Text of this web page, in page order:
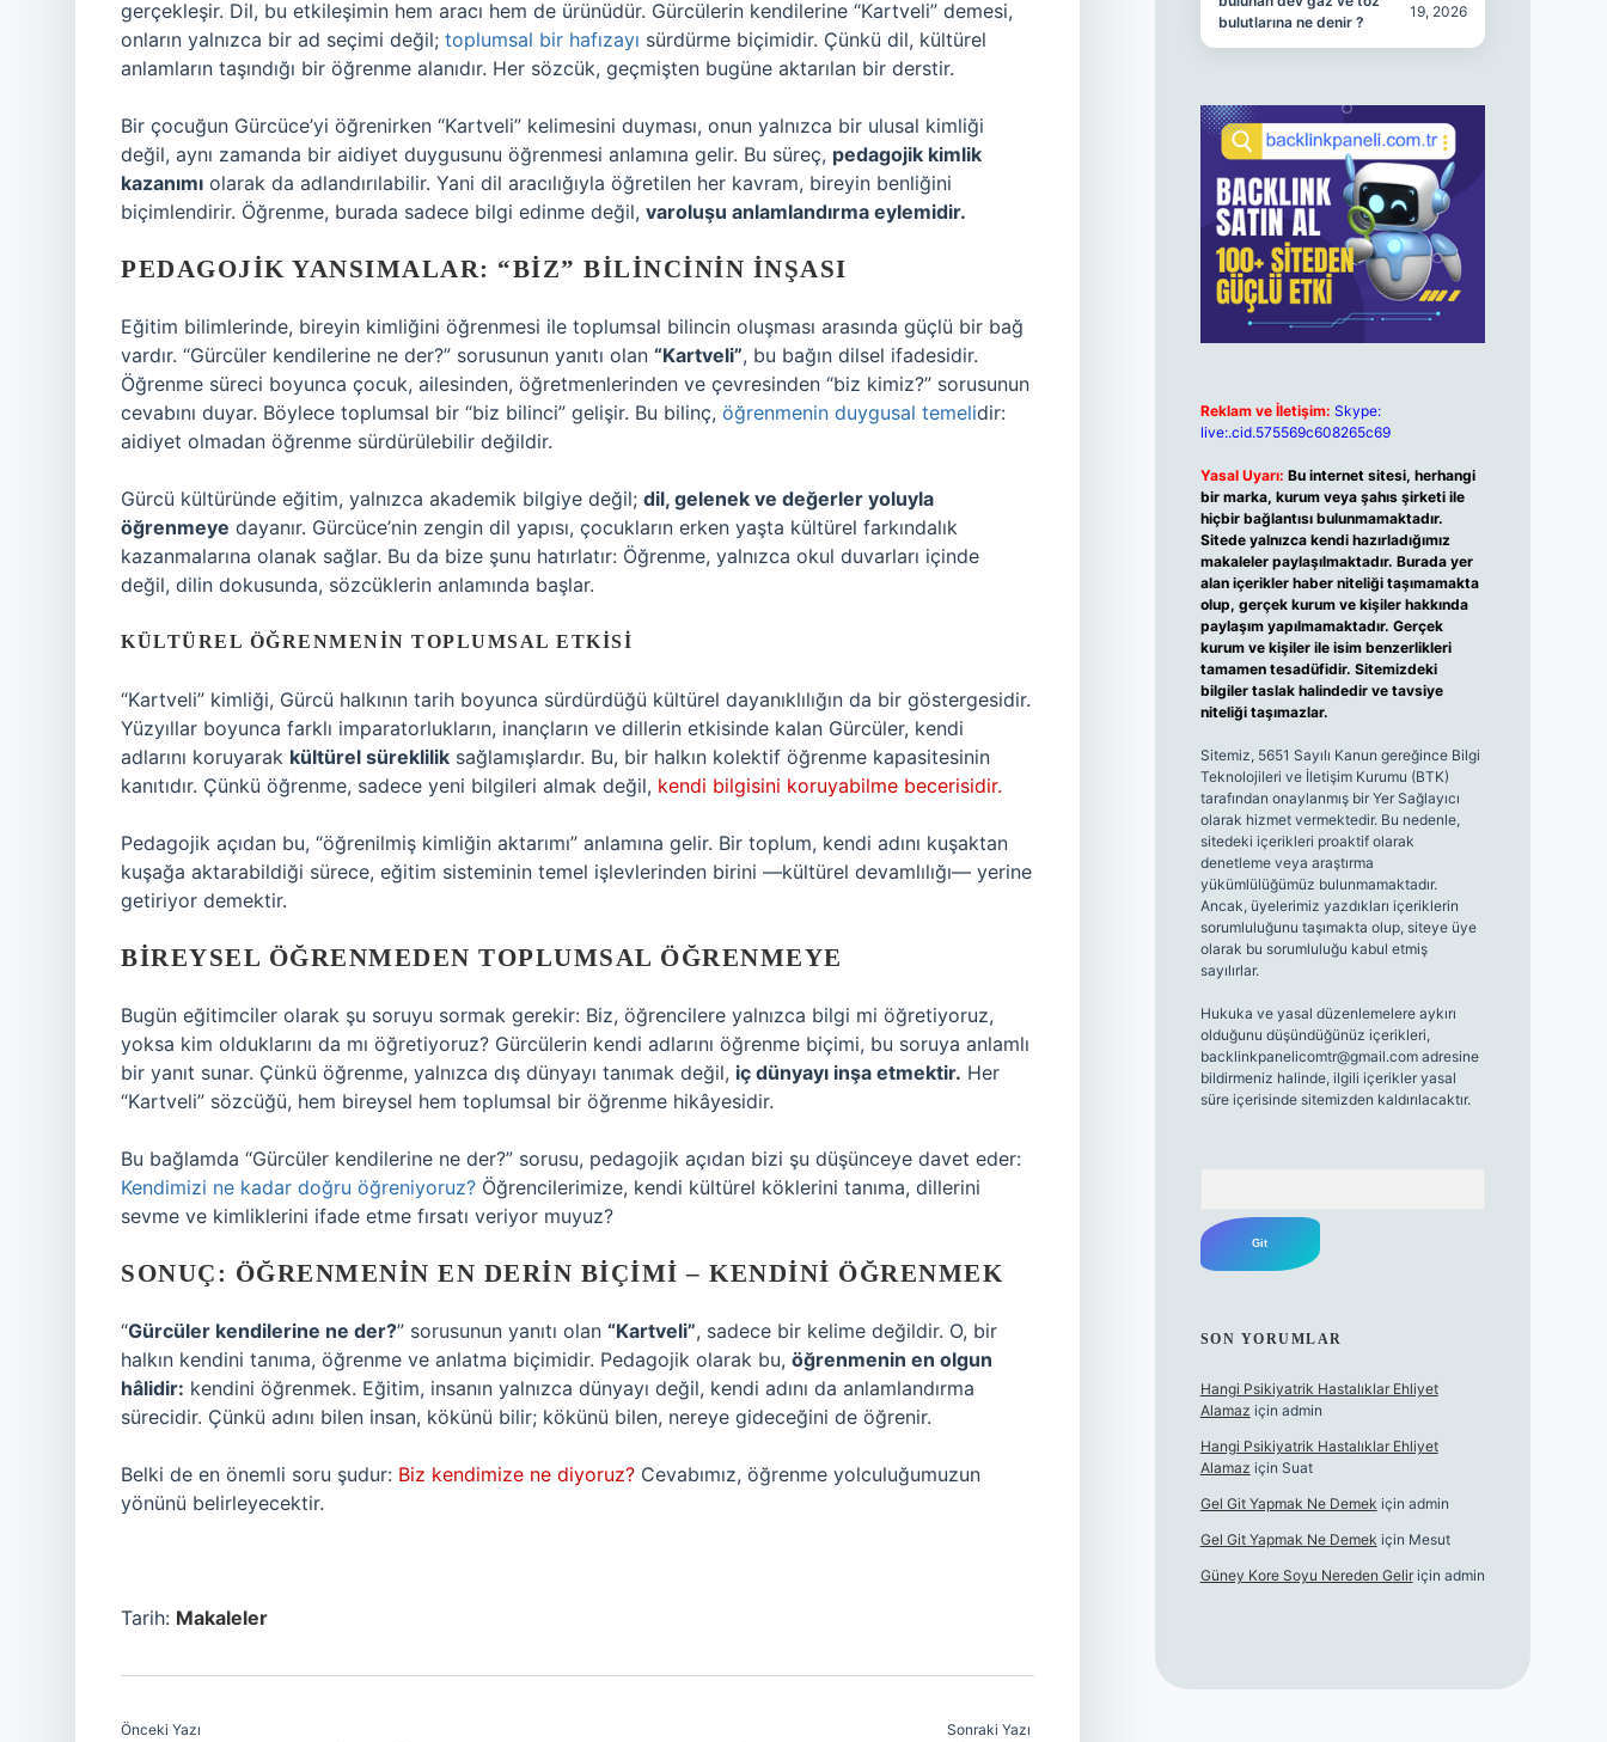
gerçekleşir. Dil, bu etkileşimin hem aracı hem de ürünüdür. Gürcülerin kendilerine “Kartveli” demesi,
onların yalnızca bir ad seçimi değil; toplumsal bir hafızayı sürdürme biçimidir. Çünkü dil, kültürel
anlamların taşındığı bir öğrenme alanıdır. Her sözcük, geçmişten bugüne aktarılan bir derstir.
Bir çocuğun Gürcüce’yi öğrenirken “Kartveli” kelimesini duyması, onun yalnızca bir ulusal kimliği
değil, aynı zamanda bir aidiyet duygusunu öğrenmesi anlamına gelir. Bu süreç, pedagojik kimlik
kazanımı olarak da adlandırılabilir. Yani dil aracılığıyla öğretilen her kavram, bireyin benliğini
biçimlendirir. Öğrenme, burada sadece bilgi edinme değil, varoluşu anlamlandırma eylemidir.
PEDAGOJIK YANSIMALAR: “BIZ” BILINCININ İNŞASI
Eğitim bilimlerinde, bireyin kimliğini öğrenmesi ile toplumsal bilincin oluşması arasında güçlü bir bağ
vardır. “Gürcüler kendilerine ne der?” sorusunun yanıtı olan “Kartveli”, bu bağın dilsel ifadesidir.
Öğrenme süreci boyunca çocuk, ailesinden, öğretmenlerinden ve çevresinden “biz kimiz?” sorusunun
cevabını duyar. Böylece toplumsal bir “biz bilinci” gelişir. Bu bilinç, öğrenmenin duygusal temelidir:
aidiyet olmadan öğrenme sürdürülebilir değildir.
Gürcü kültüründe eğitim, yalnızca akademik bilgiye değil; dil, gelenek ve değerler yoluyla
öğrenmeye dayanır. Gürcüce’nin zengin dil yapısı, çocukların erken yaşta kültürel farkındalık
kazanmalarına olanak sağlar. Bu da bize şunu hatırlatır: Öğrenme, yalnızca okul duvarları içinde
değil, dilin dokusunda, sözcüklerin anlamında başlar.
KÜLTÜREL ÖĞRENMENIN TOPLUMSAL ETKISI
“Kartveli” kimliği, Gürcü halkının tarih boyunca sürdürdüğü kültürel dayanıklılığın da bir göstergesidir.
Yüzyıllar boyunca farklı imparatorlukların, inançların ve dillerin etkisinde kalan Gürcüler, kendi
adlarını koruyarak kültürel süreklilik sağlamışlardır. Bu, bir halkın kolektif öğrenme kapasitesinin
kanıtıdır. Çünkü öğrenme, sadece yeni bilgileri almak değil, kendi bilgisini koruyabilme becerisidir.
Pedagojik açıdan bu, “öğrenilmiş kimliğin aktarımı” anlamına gelir. Bir toplum, kendi adını kuşaktan
kuşağa aktarabildiği sürece, eğitim sisteminin temel işlevlerinden birini —kültürel devamlılığı— yerine
getiriyor demektir.
BIREYSEL ÖĞRENMEDEN TOPLUMSAL ÖĞRENMEYE
Bugün eğitimciler olarak şu soruyu sormak gerekir: Biz, öğrencilere yalnızca bilgi mi öğretiyoruz,
yoksa kim olduklarını da mı öğretiyoruz? Gürcülerin kendi adlarını öğrenme biçimi, bu soruya anlamlı
bir yanıt sunar. Çünkü öğrenme, yalnızca dış dünyayı tanımak değil, iç dünyayı inşa etmektir. Her
“Kartveli” sözcüğü, hem bireysel hem toplumsal bir öğrenme hikâyesidir.
Bu bağlamda “Gürcüler kendilerine ne der?” sorusu, pedagojik açıdan bizi şu düşünceye davet eder:
Kendimizi ne kadar doğru öğreniyoruz? Öğrencilerimize, kendi kültürel köklerini tanıma, dillerini
sevme ve kimliklerini ifade etme fırsatı veriyor muyuz?
SONUÇ: ÖĞRENMENIN EN DERIN BIÇIMI – KENDINI ÖĞRENMEK
“Gürcüler kendilerine ne der?” sorusunun yanıtı olan “Kartveli”, sadece bir kelime değildir. O, bir
halkın kendini tanıma, öğrenme ve anlatma biçimidir. Pedagojik olarak bu, öğrenmenin en olgun
hâlidir: kendini öğrenmek. Eğitim, insanın yalnızca dünyayı değil, kendi adını da anlamlandırma
sürecidir. Çünkü adını bilen insan, kökünü bilir; kökünü bilen, nereye gideceğini de öğrenir.
Belki de en önemli soru şudur: Biz kendimize ne diyoruz? Cevabımız, öğrenme yolculuğumuzun
yönünü belirleyecektir.
Tarih: Makaleler
Önceki Yazı Sonraki Yazı
bulutlarına ne denir ?
19, 2026
Reklam ve İletişim: Skype:
live:.cid.575569c608265c69
Yasal Uyarı: Bu internet sitesi, herhangi
bir marka, kurum veya şahıs şirketi ile
hiçbir bağlantısı bulunmamaktadır.
Sitede yalnızca kendi hazırladığımız
makaleler paylaşılmaktadır. Burada yer
alan içerikler haber niteliği taşımamakta
olup, gerçek kurum ve kişiler hakkında
paylaşım yapılmamaktadır. Gerçek
kurum ve kişiler ile isim benzerlikleri
tamamen tesadüfidir. Sitemizdeki
bilgiler taslak halindedir ve tavsiye
niteliği taşımazlar.
Sitemiz, 5651 Sayılı Kanun gereğince Bilgi
Teknolojileri ve İletişim Kurumu (BTK)
tarafından onaylanmış bir Yer Sağlayıcı
olarak hizmet vermektedir. Bu nedenle,
sitedeki içerikleri proaktif olarak
denetleme veya araştırma
yükümlülüğümüz bulunmamaktadır.
Ancak, üyelerimiz yazdıkları içeriklerin
sorumluluğunu taşımakta olup, siteye üye
olarak bu sorumluluğu kabul etmiş
sayılırlar.
Hukuka ve yasal düzenlemelere aykırı
olduğunu düşündüğünüz içerikleri,
backlinkpanelicomtr@gmail.comadresine
bildirmeniz halinde, ilgili içerikler yasal
süre içerisinde sitemizden kaldırılacaktır.
SON YORUMLAR
Hangi Psikiyatrik Hastalıklar Ehliyet
Alamaz için admin
Hangi Psikiyatrik Hastalıklar Ehliyet
Alamaz için Suat
Gel Git Yapmak Ne Demek için admin
Gel Git Yapmak Ne Demek için Mesut
Güney Kore Soyu Nereden Geliriçin admin